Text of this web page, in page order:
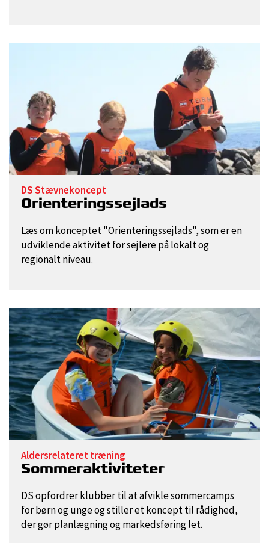
DS Stævnekoncept
Orienteringssejlads
Læs om konceptet "Orienteringssejlads", som er en
udviklende aktivitet for sejlere på lokalt og
regionalt niveau.
Aldersrelateret træning
Sommeraktiviteter
DS opfordrer klubber til at afvikle sommercamps
for børn og unge og stiller et koncept til rådighed,
der gør planlægning og markedsføring let.